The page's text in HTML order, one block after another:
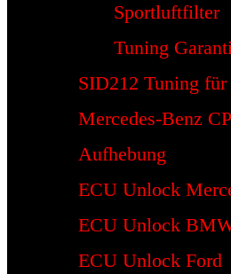
Sportluftfilter
Tuning
SID212 Tuning für
Mercedes-Benz
Aufhebung
ECU Unlock
ECU Unlock
ECU Unlock Ford